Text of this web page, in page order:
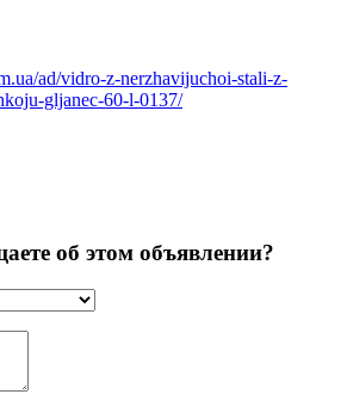
ad/vidro-z-nerzhavijuchoi-stali-z-
gljanec-60-l-0137/
об этом объявлении?